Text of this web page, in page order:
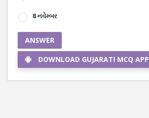
8 નવેમ્બર
ANSWER
DOWNLOAD GUJARATI MCQ APP